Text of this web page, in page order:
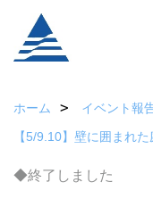
ホーム
イベント報
【5/9.10】壁に囲まれ
◆終了しました